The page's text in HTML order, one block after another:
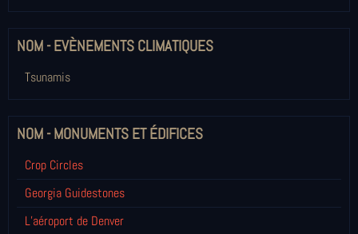
NOM - EVÈNEMENTS CLIMATIQUES
Tsunamis
NOM - MONUMENTS ET ÉDIFICES
Crop Circles
Georgia Guidestones
L’aéroport de Denver